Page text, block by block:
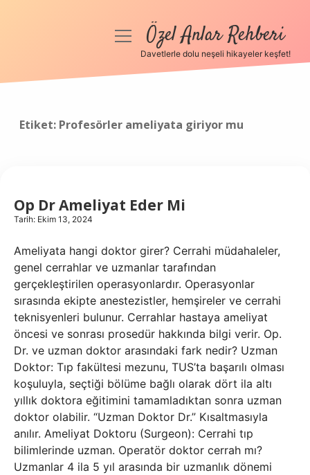
Anasayfa
menüyüÖzel Anlar Rehberi
Davetlerle dolu neşeli hikayeler keşfet!
Etiket: Profesörler ameliyata giriyor mu
Op Dr Ameliyat Eder Mi
Tarih: Ekim 13, 2024
Ameliyata hangi doktor girer? Cerrahi müdahaleler,
genel cerrahlar ve uzmanlar tarafından
gerçekleştirilen operasyonlardır. Operasyonlar
sırasında ekipte anestezistler, hemşireler ve cerrahi
teknisyenleri bulunur. Cerrahlar hastaya ameliyat
öncesi ve sonrası prosedür hakkında bilgi verir. Op.
Dr. ve uzman doktor arasındaki fark nedir? Uzman
Doktor: Tıp fakültesi mezunu, TUS’ta başarılı olması
koşuluyla, seçtiği bölüme bağlı olarak dört ila altı
yıllık doktora eğitimini tamamladıktan sonra uzman
doktor olabilir. “Uzman Doktor Dr.” Kısaltmasıyla
anılır. Ameliyat Doktoru (Surgeon): Cerrahi tıp
bilimlerinde uzman. Operatör doktor cerrah mı?
Uzmanlar 4 ila 5 yıl arasında bir uzmanlık dönemi